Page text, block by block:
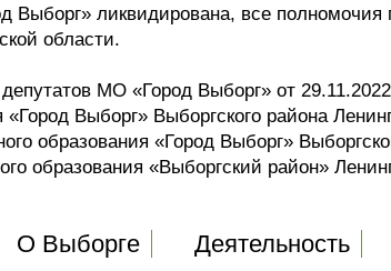
Выборг» ликвидирована, все
области.
МО «Город Выборг» от
Выборг» Выборгского района
образования «Город Выборг»
образования «Выборгский район»
О Выборге Деятельность